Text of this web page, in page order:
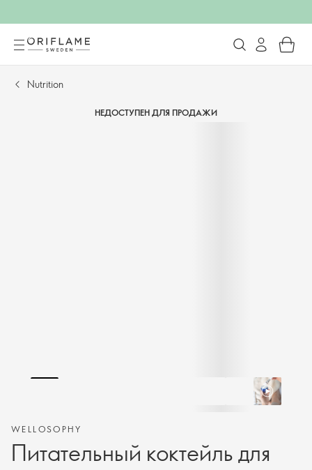
Nutrition
НЕДОСТУПЕН ДЛЯ ПРОДАЖИ
WELLOSOPHY
Питательный коктейль для